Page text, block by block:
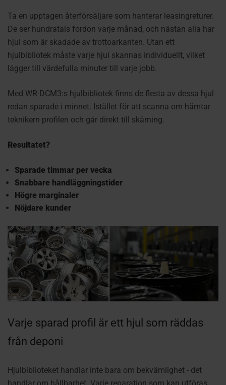
Ta en upptagen återförsäljare som hanterar leasingreturer.
De ser hundratals fordon varje månad, och nästan alla har
hjul som är skadade av trottoarkanten. Utan ett
hjulbibliotek måste varje hjul skannas individuellt, vilket
lägger till värdefulla minuter till varje jobb.
Med WR-DCM3:s hjulbibliotek finns de flesta av dessa hjul
redan sparade i minnet. Istället för att scanna om hämtar
teknikern profilen och går direkt till skärning.
Resultatet?
Sparade timmar per vecka
Snabbare handläggningstider
Högre marginaler
Nöjdare kunder
Varje sparad profil är ett hjul som räddas
från deponi
Hjulbiblioteket handlar inte bara om bekvämlighet - det